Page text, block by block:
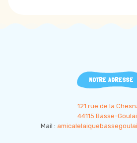
NOTRE ADRESSE
121 rue de la
44115 Basse-
Mail :